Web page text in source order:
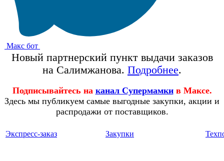
Макс бот
Новый партнерский пункт выдачи заказов
на Салимжанова. Подробнее.
Подписывайтесь на канал Супермамки в Максе.
Здесь мы публикуем самые выгодные закупки, акции и
распродажи от поставщиков.
Экспресс-заказ Закупки